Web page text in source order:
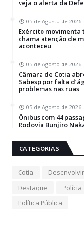
veja o alerta da
05 de Agosto de 2026
Exército movimenta
chama atenção de
aconteceu
05 de Agosto de 2026
Câmara de Cotia
Sabesp por falta
problemas nas ruas
05 de Agosto de 2026
Ônibus com 44
Rodovia Bunjiro
CATEGORIAS
Cotia
Destaque
Polícia
Política Pública